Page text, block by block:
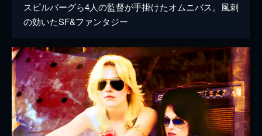
スピルバーグら4人の監督が手掛けたオムニバス。風刺
の効いたSF&ファンタジー